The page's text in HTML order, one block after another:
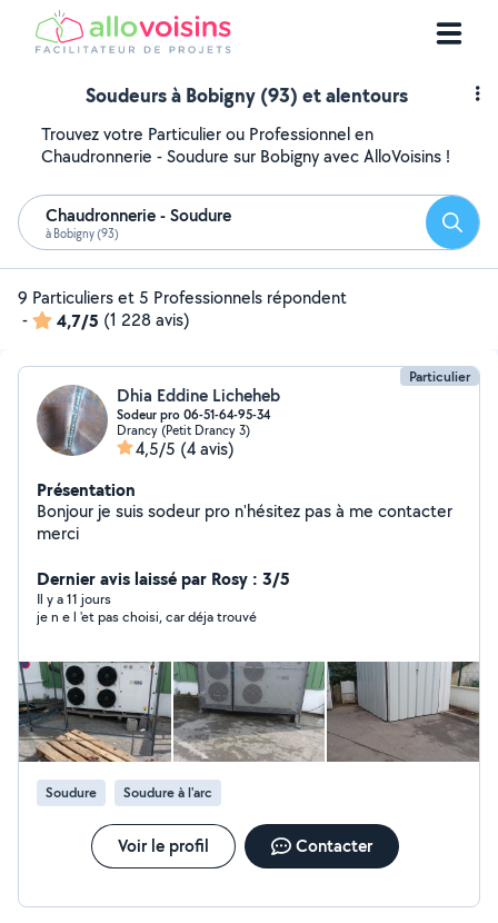
Soudeurs à Bobigny (93) et alentours
Trouvez votre Particulier ou Professionnel en
Chaudronnerie - Soudure sur Bobigny avec AlloVoisins !
Chaudronnerie - Soudure
à Bobigny (93)
9 Particuliers et 5 Professionnels répondent
-
4,7/5 (1 228 avis)
Particulier
Dhia Eddine Licheheb
Sodeur pro 06-51-64-95-34
Drancy (Petit Drancy 3)
4,5/5 (4 avis)
Présentation
Bonjour je suis sodeur pro n'hésitez pas à me contacter
merci
Dernier avis laissé par Rosy : 3/5
Il y a 11 jours
je n e l 'et pas choisi, car déja trouvé
Soudure Soudure à l'arc
Voir le profil Contacter